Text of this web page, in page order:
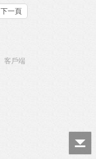
下一頁
客戶端